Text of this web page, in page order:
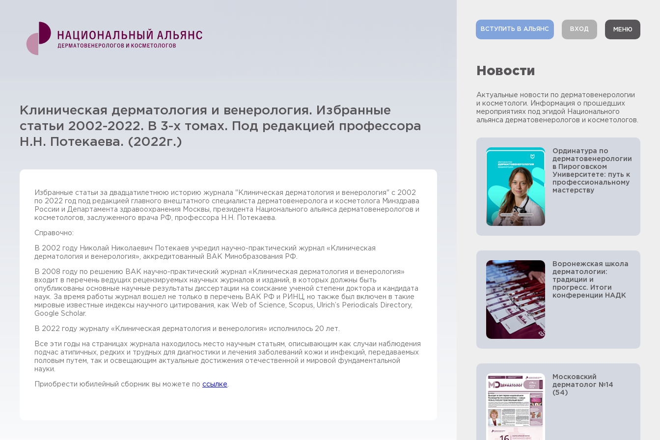
Клиническая дерматология и венерология. Избранные
статьи 2002-2022. В 3-х томах. Под редакцией профессора
Н.Н. Потекаева. (2022г.)
Избранные статьи за двадцатилетнюю историю журнала "Клиническая дерматология и венерология" с 2002
по 2022 год под редакцией главного внештатного специалиста дерматовенеролога и косметолога Минздрава
России и Департамента здравоохранения Москвы, президента Национального альянса дерматовенерологов и
косметологов, заслуженного врача РФ, профессора Н.Н. Потекаева.
Справочно:
В 2002 году Николай Николаевич Потекаев учредил научно-практический журнал «Клиническая
дерматология и венерология», аккредитованный ВАК Минобразования РФ.
В 2008 году по решению ВАК научно-практический журнал «Клиническая дерматология и венерология»
входит в перечень ведущих рецензируемых научных журналов и изданий, в которых должны быть
опубликованы основные научные результаты диссертации на соискание ученой степени доктора и кандидата
наук. За время работы журнал вошел не только в перечень ВАК РФ и РИНЦ, но также был включен в такие
мировые известные индексы научного цитирования, как Web of Science, Scopus, Ulrich’s Periodicals Directory,
Google Scholar.
В 2022 году журналу «Клиническая дерматология и венерология» исполнилось 20 лет.
Все эти годы на страницах журнала находилось место научным статьям, описывающим как случаи наблюдения
подчас атипичных, редких и трудных для диагностики и лечения заболеваний кожи и инфекций, передаваемых
половым путем, так и освещающим актуальные достижения отечественной и мировой фундаментальной
науки.
Приобрести юбилейный сборник вы можете по ссылке.
ВСТУПИТЬ В АЛЬЯНС ВХОД МЕНЮ
Новости
Актуальные новости по дерматовенерологии
и косметологи. Информация о прошедших
мероприятиях под эгидой Национального
альянса дерматовенерологов и косметологов.
Ординатура по
дерматовенерологии
в Пироговском
Университете: путь к
профессиональному
мастерству
Воронежская школа
дерматологии:
традиции и
прогресс. Итоги
конференции НАДК
Московский
дерматолог №14
(54)